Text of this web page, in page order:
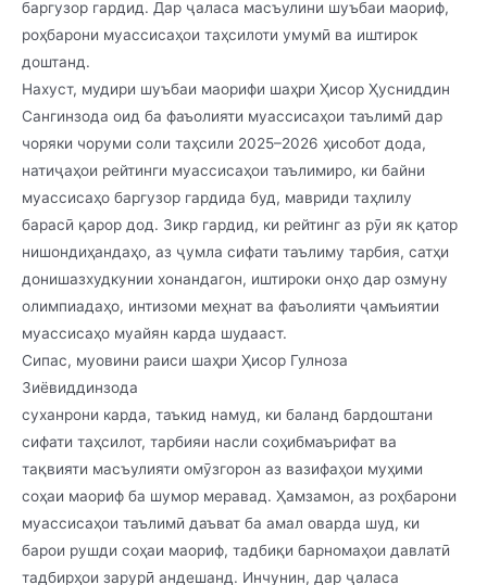
баргузор гардид. Дар ҷаласа масъулини шуъбаи маориф,
роҳбарони муассисаҳои таҳсилоти умумӣ ва иштирок
доштанд.
Нахуст, мудири шуъбаи маорифи шаҳри Ҳисор Ҳусниддин
Сангинзода оид ба фаъолияти муассисаҳои таълимӣ дар
чоряки чоруми соли таҳсили 2025–2026 ҳисобот дода,
натиҷаҳои рейтинги муассисаҳои таълимиро, ки байни
муассисаҳо баргузор гардида буд, мавриди таҳлилу
барасӣ қарор дод. Зикр гардид, ки рейтинг аз рӯи як қатор
нишондиҳандаҳо, аз ҷумла сифати таълиму тарбия, сатҳи
донишазхудкунии хонандагон, иштироки онҳо дар озмуну
олимпиадаҳо, интизоми меҳнат ва фаъолияти ҷамъиятии
муассисаҳо муайян карда шудааст.
Сипас, муовини раиси шаҳри Ҳисор Гулноза
Зиёвиддинзода
суханрони карда, таъкид намуд, ки баланд бардоштани
сифати таҳсилот, тарбияи насли соҳибмаърифат ва
тақвияти масъулияти омӯзгорон аз вазифаҳои муҳими
соҳаи маориф ба шумор меравад. Ҳамзамон, аз роҳбарони
муассисаҳои таълимӣ даъват ба амал оварда шуд, ки
барои рушди соҳаи маориф, тадбиқи барномаҳои давлатӣ
тадбирҳои зарурӣ андешанд. Инчунин, дар ҷаласа